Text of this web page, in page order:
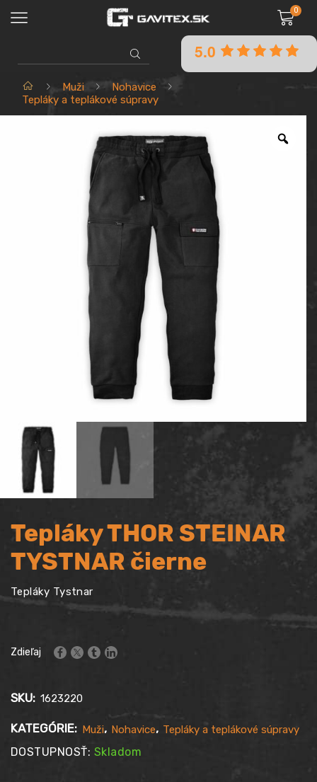
0
SEARCH
INPUT
5.0
Domov Muži
Nohavice
Tepláky a teplákové súpravy
Tepláky THOR STEINAR
TYSTNAR čierne
Tepláky Tystnar
Zdieľaj
SKU: 1623220
KATEGÓRIE: Muži, Nohavice, Tepláky a teplákové súpravy
DOSTUPNOSŤ: Skladom